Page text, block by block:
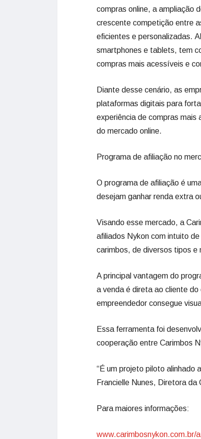
compras online, a ampliação
crescente competição entre
eficientes e personalizadas.
smartphones e tablets, tem
compras mais acessíveis e
Diante desse cenário, as
plataformas digitais para
experiência de compras mais
do mercado online.
Programa de afiliação no
O programa de afiliação é
desejam ganhar renda extra
Visando esse mercado, a
afiliados Nykon com intuito
carimbos, de diversos tipos e
A principal vantagem do
a venda é direta ao cliente
empreendedor consegue
Essa ferramenta foi
cooperação entre Carimbos
“É um projeto piloto alinhado
Francielle Nunes, Diretora da
Para maiores informações:
www.carimbosnykon.com.br/